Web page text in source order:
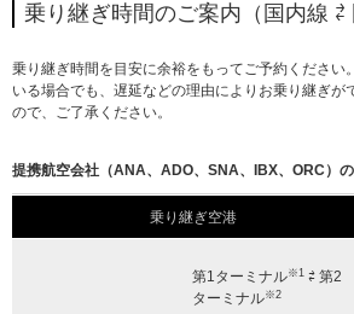
乗り継ぎ時間のご案内（国内線 ⇄
乗り継ぎ時間を目安に余裕をもってご予約ください
いる場合でも、遅延などの理由によりお乗り継ぎが
ので、ご了承ください。
提携航空会社（ANA、ADO、SNA、IBX、ORC）
乗り継ぎ空港
第1ターミナル※1 ⇄ 第2
ターミナル※2